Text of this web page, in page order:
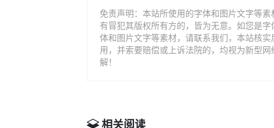
免责声明：本站所使用的字体和图片文字等
有冒犯其版权所有方的，皆为无意。如您是
体和图片文字等素材，请联系我们，本站核
用，并索要赔偿或上诉法院的，均视为新型
解！
相关阅读